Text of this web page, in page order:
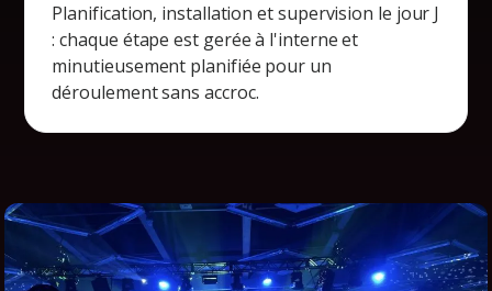
Planification, installation et supervision le jour J
: chaque étape est gerée à l'interne et
minutieusement planifiée pour un
déroulement sans accroc.